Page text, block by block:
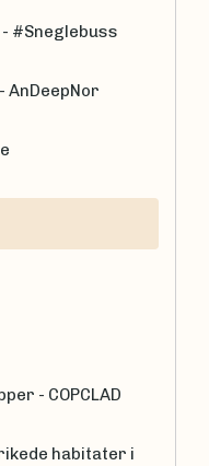
#Sneglebuss
AnDeepNor
- COPCLAD
habitater i